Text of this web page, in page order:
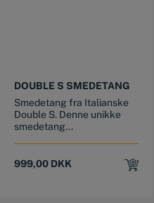
DOUBLE S SMEDETANG
Smedetang fra Italianske
Double S. Denne unikke
smedetang...
999,00 DKK